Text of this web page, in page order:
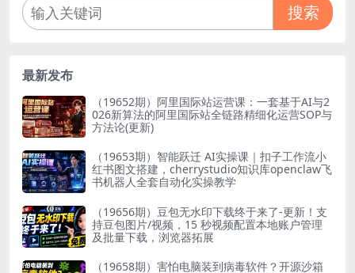
搜索
最新发布
（19652期）阿里国际站运营课：一套基于AI与2
026新算法的阿里国际站全链路精细化运营SOP与
方法论(更新)
（19653期）智能跃迁 AI实操课｜扣子工作流小
红书图文搭建，cherrystudio知识库openclaw飞
书机器人全套自动化实操教学
（19656期）豆包无水印下载终于来了-更新！支
持豆包图片/视频，15 秒视频配置本地账户管理
及批量下载，浏览器拓展
（19658期）害怕电脑装到病毒软件？开源沙箱